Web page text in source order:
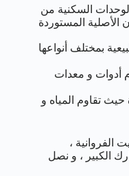
السكنية من
الأصلية المستوردة
بمختلف أنواعها
أدوات و معدات
حيث تقاوم المياه و
الفروانية ،
الكبير ، و نصل